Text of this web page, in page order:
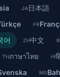
JA日本語
FR
어 ZH中文
THภาษาไทย HI
MS